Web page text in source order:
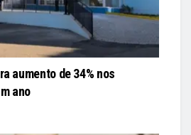
aumento de 34% nos
ano